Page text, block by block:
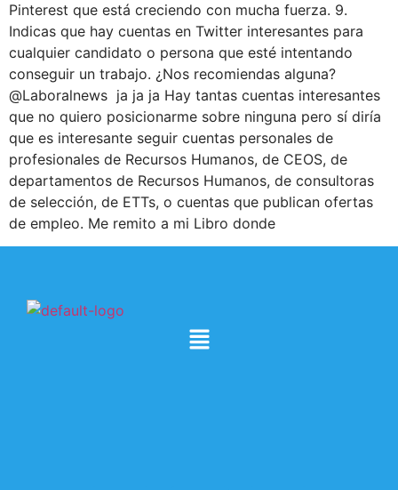
Pinterest que está creciendo con mucha fuerza. 9.
Indicas que hay cuentas en Twitter interesantes para
cualquier candidato o persona que esté intentando
conseguir un trabajo. ¿Nos recomiendas alguna?
@Laboralnews ja ja ja Hay tantas cuentas interesantes
que no quiero posicionarme sobre ninguna pero sí diría
que es interesante seguir cuentas personales de
profesionales de Recursos Humanos, de CEOS, de
departamentos de Recursos Humanos, de consultoras
de selección, de ETTs, o cuentas que publican ofertas
de empleo. Me remito a mi Libro donde